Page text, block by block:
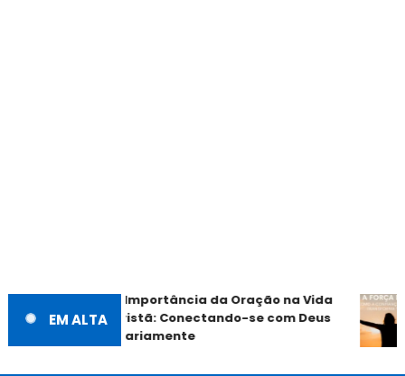
EM ALTA
A Importância da Oração na Vida
Cristã: Conectando-se com Deus
Diariamente